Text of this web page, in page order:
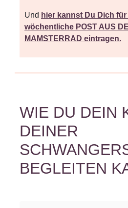
Und hier kannst Du Dich
wöchentliche POST AUS
MAMSTERRAD eintragen.
WIE DU DEIN
DEINER
BEGLEITEN